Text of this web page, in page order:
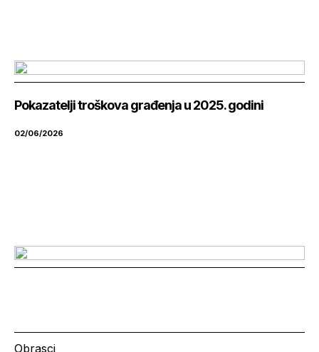
Pokazatelji troškova građenja u 2025. godini
02/06/2026
Obrasci